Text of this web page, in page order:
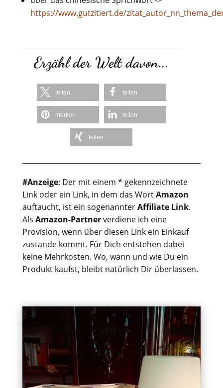
https://www.gutzitiert.de/
Erzähl der Welt davon...
teilen teilen
merken teilen
teilen
#Anzeige: Der mit einem * gekennzeichnete
Link oder ein Link, in dem das WortAmazon
auftaucht, ist ein sogenannterAffiliate Link.
Als Amazon-Partnerverdiene ich eine
Provision, wenn über diesen Link ein Einkauf
zustande kommt. Für Dich entstehen dabei
keine Mehrkosten. Wo, wann und wie Du ein
Produkt kaufst, bleibt natürlich Dir überlassen.